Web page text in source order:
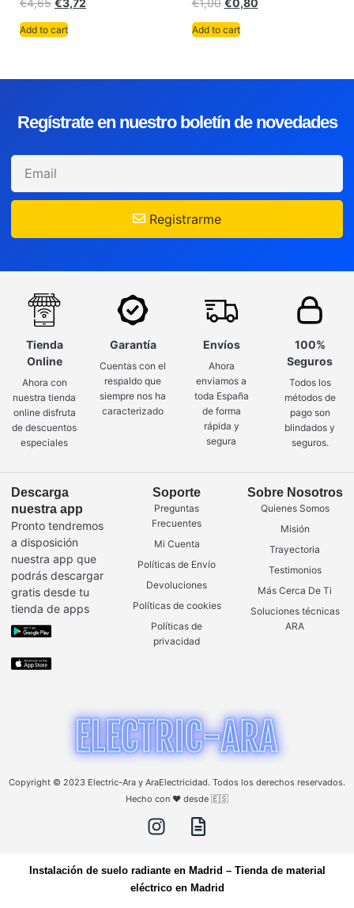
Add to cart Add to cart
Regístrate en nuestro boletín de novedades
Registrarme
Tienda
Online
Ahora con
nuestra tienda
online disfruta
de descuentos
especiales
Garantía
Cuentas con el
respaldo que
siempre nos ha
caracterizado
Envíos
Ahora
enviamos a
toda España
de forma
rápida y
segura
100%
Seguros
Todos los
métodos de
pago son
blindados y
seguros.
Descarga
nuestra app
Pronto tendremos
a disposición
nuestra app que
podrás descargar
gratis desde tu
tienda de apps
Soporte
Preguntas
Frecuentes
Mi Cuenta
Políticas de Envío
Devoluciones
Políticas de cookies
Políticas de
privacidad
Sobre Nosotros
Quienes Somos
Misión
Trayectoria
Testimonios
Más Cerca De Ti
Soluciones técnicas
ARA
Copyright © 2023 Electric-Ara y AraElectricidad. Todos los derechos reservados.
Hecho con ❤️ desde 🇪🇸
Instalación de suelo radiante en Madrid – Tienda de material
eléctrico en Madrid